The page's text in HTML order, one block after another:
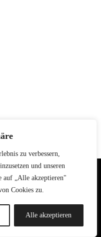
zu verbessern,
und unseren
auf „Alle akzeptieren"
Cookies zu.
Alle akzeptieren
2026